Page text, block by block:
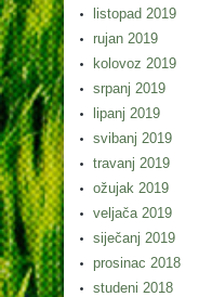
listopad 2019
rujan 2019
kolovoz 2019
srpanj 2019
lipanj 2019
svibanj 2019
travanj 2019
ožujak 2019
veljača 2019
siječanj 2019
prosinac 2018
studeni 2018